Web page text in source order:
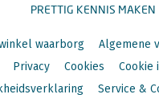
PRETTIG KENNIS MAKEN
waarborg
Algemene
Privacy Cookies
Cookie
Service &